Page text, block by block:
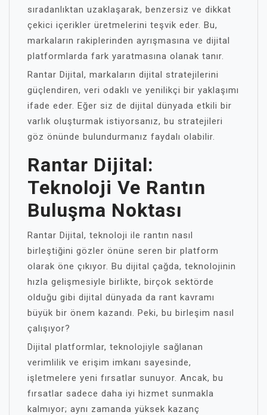
sıradanlıktan uzaklaşarak, benzersiz ve dikkat
çekici içerikler üretmelerini teşvik eder. Bu,
markaların rakiplerinden ayrışmasına ve dijital
platformlarda fark yaratmasına olanak tanır.
Rantar Dijital, markaların dijital stratejilerini
güçlendiren, veri odaklı ve yenilikçi bir yaklaşımı
ifade eder. Eğer siz de dijital dünyada etkili bir
varlık oluşturmak istiyorsanız, bu stratejileri
göz önünde bulundurmanız faydalı olabilir.
Rantar Dijital:
Teknoloji Ve Rantın
Buluşma Noktası
Rantar Dijital, teknoloji ile rantın nasıl
birleştiğini gözler önüne seren bir platform
olarak öne çıkıyor. Bu dijital çağda, teknolojinin
hızla gelişmesiyle birlikte, birçok sektörde
olduğu gibi dijital dünyada da rant kavramı
büyük bir önem kazandı. Peki, bu birleşim nasıl
çalışıyor?
Dijital platformlar, teknolojiyle sağlanan
verimlilik ve erişim imkanı sayesinde,
işletmelere yeni fırsatlar sunuyor. Ancak, bu
fırsatlar sadece daha iyi hizmet sunmakla
kalmıyor; aynı zamanda yüksek kazanç